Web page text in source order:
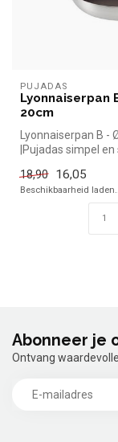
PUJADAS
Lyonnaiserpan
20cm
Lyonnaiserpan B -
|Pujadas simpel en
Overzi...
18,90 16,05
Beschikbaarheid laden..
Abonneer je
Ontvang